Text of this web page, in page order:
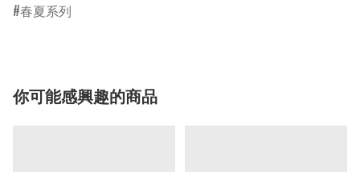
春夏系列
你可能感興趣的商品